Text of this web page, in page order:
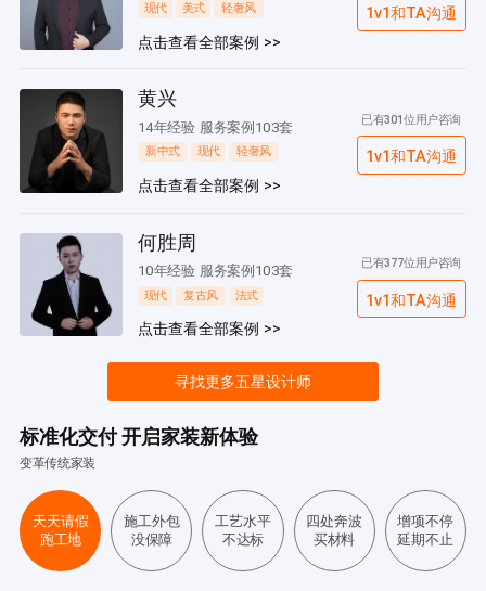
现代 美式 轻奢风
点击查看全部案例 >>
1v1和TA沟通
黄兴
14年经验 服务案例103套
新中式 现代 轻奢风
点击查看全部案例 >>
已有301位用户咨询
1v1和TA沟通
何胜周
10年经验 服务案例103套
现代 复古风 法式
点击查看全部案例 >>
已有377位用户咨询
1v1和TA沟通
寻找更多五星设计师
标准化交付 开启家装新体验
变革传统家装
天天请假
跑工地
施工外包
没保障
工艺水平
不达标
四处奔波
买材料
增项不停
延期不止